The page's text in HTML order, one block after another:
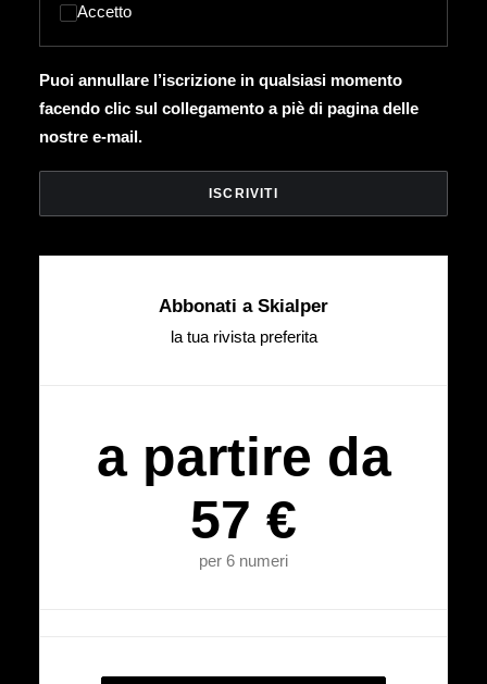
Accetto
Puoi annullare l’iscrizione in qualsiasi momento
facendo clic sul collegamento a piè di pagina delle
nostre e-mail.
Abbonati a Skialper
la tua rivista preferita
a partire da
57 €
per 6 numeri